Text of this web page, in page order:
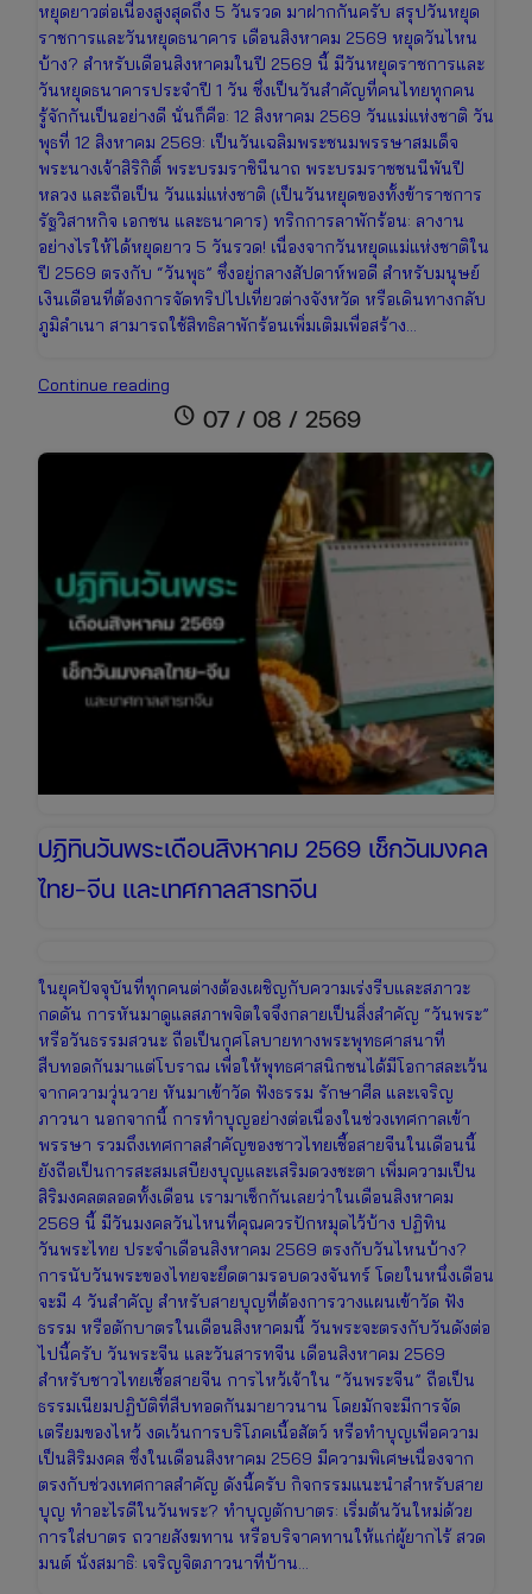
หยุดยาวต่อเนื่องสูงสุดถึง 5 วันรวด มาฝากกันครับ สรุปวันหยุด
ราชการและวันหยุดธนาคาร เดือนสิงหาคม 2569 หยุดวันไหน
บ้าง? สำหรับเดือนสิงหาคมในปี 2569 นี้ มีวันหยุดราชการและ
วันหยุดธนาคารประจำปี 1 วัน ซึ่งเป็นวันสำคัญที่คนไทยทุกคน
รู้จักกันเป็นอย่างดี นั่นก็คือ: 12 สิงหาคม 2569 วันแม่แห่งชาติ วัน
พุธที่ 12 สิงหาคม 2569: เป็นวันเฉลิมพระชนมพรรษาสมเด็จ
พระนางเจ้าสิริกิติ์ พระบรมราชินีนาถ พระบรมราชชนนีพันปี
หลวง และถือเป็น วันแม่แห่งชาติ (เป็นวันหยุดของทั้งข้าราชการ
รัฐวิสาหกิจ เอกชน และธนาคาร) ทริกการลาพักร้อน: ลางาน
อย่างไรให้ได้หยุดยาว 5 วันรวด! เนื่องจากวันหยุดแม่แห่งชาติใน
ปี 2569 ตรงกับ “วันพุธ” ซึ่งอยู่กลางสัปดาห์พอดี สำหรับมนุษย์
เงินเดือนที่ต้องการจัดทริปไปเที่ยวต่างจังหวัด หรือเดินทางกลับ
ภูมิลำเนา สามารถใช้สิทธิลาพักร้อนเพิ่มเติมเพื่อสร้าง…
Continue reading
ปฏิทิน
วัน
หยุด
ยาว
เตรียม
ตัว
schedule 07 / 08 / 2569
ปฏิทินวันพระเดือนสิงหาคม 2569 เช็กวันมงคล
ไทย-จีน และเทศกาลสารทจีน
ในยุคปัจจุบันที่ทุกคนต่างต้องเผชิญกับความเร่งรีบและสภาวะ
กดดัน การหันมาดูแลสภาพจิตใจจึงกลายเป็นสิ่งสำคัญ “วันพระ”
หรือวันธรรมสวนะ ถือเป็นกุศโลบายทางพระพุทธศาสนาที่
สืบทอดกันมาแต่โบราณ เพื่อให้พุทธศาสนิกชนได้มีโอกาสละเว้น
จากความวุ่นวาย หันมาเข้าวัด ฟังธรรม รักษาศีล และเจริญ
ภาวนา นอกจากนี้ การทำบุญอย่างต่อเนื่องในช่วงเทศกาลเข้า
พรรษา รวมถึงเทศกาลสำคัญของชาวไทยเชื้อสายจีนในเดือนนี้
ยังถือเป็นการสะสมเสบียงบุญและเสริมดวงชะตา เพิ่มความเป็น
สิริมงคลตลอดทั้งเดือน เรามาเช็กกันเลยว่าในเดือนสิงหาคม
2569 นี้ มีวันมงคลวันไหนที่คุณควรปักหมุดไว้บ้าง ปฏิทิน
วันพระไทย ประจำเดือนสิงหาคม 2569 ตรงกับวันไหนบ้าง?
การนับวันพระของไทยจะยึดตามรอบดวงจันทร์ โดยในหนึ่งเดือน
จะมี 4 วันสำคัญ สำหรับสายบุญที่ต้องการวางแผนเข้าวัด ฟัง
ธรรม หรือตักบาตรในเดือนสิงหาคมนี้ วันพระจะตรงกับวันดังต่อ
ไปนี้ครับ วันพระจีน และวันสารทจีน เดือนสิงหาคม 2569
สำหรับชาวไทยเชื้อสายจีน การไหว้เจ้าใน “วันพระจีน” ถือเป็น
ธรรมเนียมปฏิบัติที่สืบทอดกันมายาวนาน โดยมักจะมีการจัด
เตรียมของไหว้ งดเว้นการบริโภคเนื้อสัตว์ หรือทำบุญเพื่อความ
เป็นสิริมงคล ซึ่งในเดือนสิงหาคม 2569 มีความพิเศษเนื่องจาก
ตรงกับช่วงเทศกาลสำคัญ ดังนี้ครับ กิจกรรมแนะนำสำหรับสาย
บุญ ทำอะไรดีในวันพระ? ทำบุญตักบาตร: เริ่มต้นวันใหม่ด้วย
การใส่บาตร ถวายสังฆทาน หรือบริจาคทานให้แก่ผู้ยากไร้ สวด
มนต์ นั่งสมาธิ: เจริญจิตภาวนาที่บ้าน…